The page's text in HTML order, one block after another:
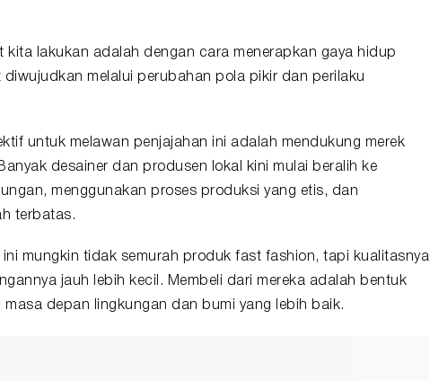
kita lakukan adalah dengan cara menerapkan gaya hidup
diwujudkan melalui perubahan pola pikir dan perilaku
untuk melawan penjajahan ini adalah mendukung merek
desainer dan produsen lokal kini mulai beralih ke
menggunakan proses produksi yang etis, dan
terbatas.
ini mungkin tidak semurah produk fast fashion, tapi kualitasnya
jauh lebih kecil. Membeli dari mereka adalah bentuk
depan lingkungan dan bumi yang lebih baik.